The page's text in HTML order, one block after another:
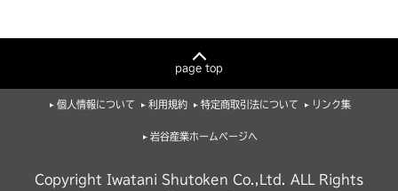
page top
個人情報について 利用規約 特定商取引法について リンク集
岩谷産業ホームページへ
Copyright Iwatani Shutoken Co.,Ltd. ALL Rights